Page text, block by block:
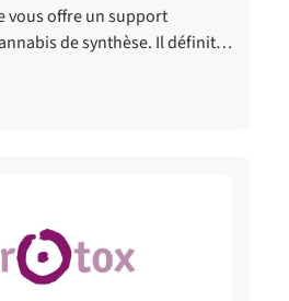
vous offre un support
de synthèse. Il définit…